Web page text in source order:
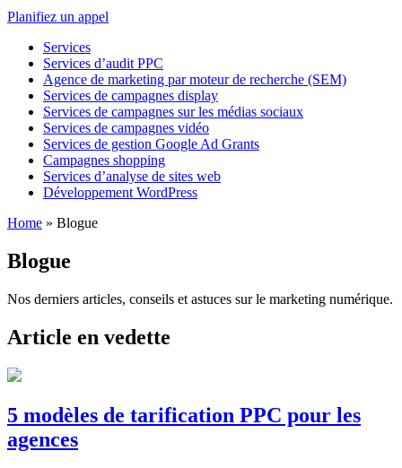
Planifiez un appel
Services
Services d’audit PPC
Agence de marketing par moteur de recherche (SEM)
Services de campagnes display
Services de campagnes sur les médias sociaux
Services de campagnes vidéo
Services de gestion Google Ad Grants
Campagnes shopping
Services d’analyse de sites web
Développement WordPress
Home » Blogue
Blogue
Nos derniers articles, conseils et astuces sur le marketing numérique.
Article en vedette
5 modèles de tarification PPC pour les
agences